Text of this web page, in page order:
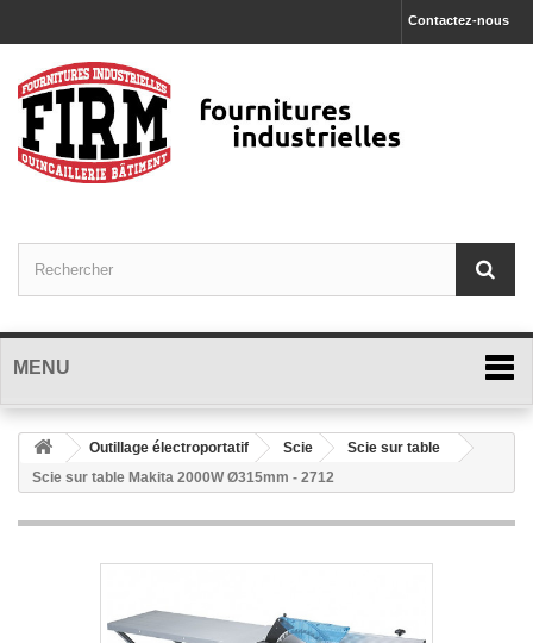
Contactez-nous
MENU
Outillage électroportatif Scie
Scie sur table
Scie sur table Makita 2000W Ø315mm - 2712